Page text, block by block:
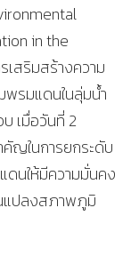
in the
เสริมสร้างความ
รมแดนในลุ่มน้ำ
เมื่อวันที่ 2
ญในการยกระดับ
ดนให้มีความมั่นคง
แปลงสภาพภูมิ